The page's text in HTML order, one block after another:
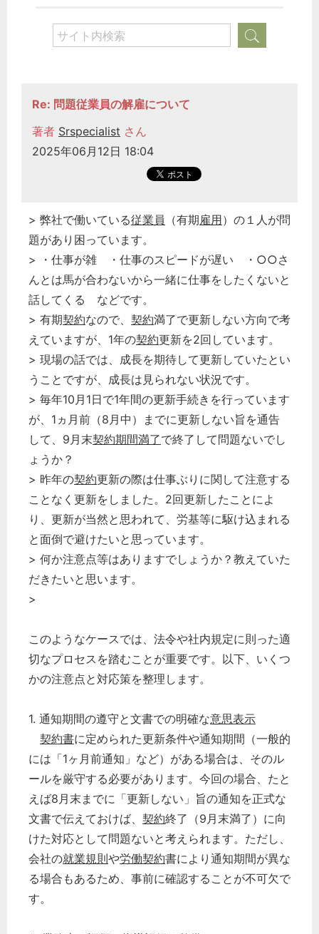
Re: 問題従業員の解雇について
著者 Srspecialist さん
2025年06月12日 18:04
> 弊社で働いている従業員 （有期雇用）の１人が問
題があり困っています。
> ・仕事が雑 ・仕事のスピードが遅い ・○○さ
んとは馬が合わないから一緒に仕事をしたくないと
話してくる などです。
> 有期契約なので、 契約満了で更新しない方向で考
えていますが、1年の契約更新を2回しています。
> 現場の話では、成長を期待して更新していたとい
うことですが、成長は見られない状況です。
> 毎年10月1日で1年間の更新手続きを行っています
が、1ヵ月前（8月中）までに更新しない旨を通告
して、9月末契約期間満了で終了して問題ないでし
ょうか？
> 昨年の契約更新の際は仕事ぶりに関して注意する
ことなく更新をしました。2回更新したことによ
り、更新が当然と思われて、労基等に駆け込まれる
と面倒で避けたいと思っています。
> 何か注意点等はありますでしょうか？教えていた
だきたいと思います。
>
このようなケースでは、法令や社内規定に則った適
切なプロセスを踏むことが重要です。以下、いくつ
かの注意点と対応策を整理します。
1. 通知期間の遵守と文書での明確な意思表示
契約書に定められた更新条件や通知期間（一般的
には「1ヶ月前通知」など）がある場合は、そのル
ールを厳守する必要があります。今回の場合、たと
えば8月末までに「更新しない」旨の通知を正式な
文書で伝えておけば、 契約終了（9月末満了）に向
けた対応として問題ないと考えられます。ただし、
会社の就業規則や労働契約書により通知期間が異な
る場合もあるため、事前に確認することが不可欠で
す。